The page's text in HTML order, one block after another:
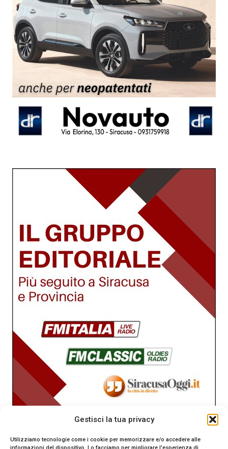
Gestisci la tua privacy
Utilizziamo tecnologie come i cookie per memorizzare e/o accedere alle